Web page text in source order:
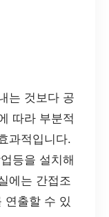
는 것보다 공
따라 부분적
과적입니다.
등을 설치해
에는 간접조
연출할 수 있